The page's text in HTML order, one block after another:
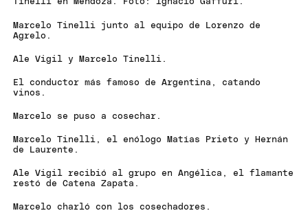
Tinelli en Mendoza. Foto: Ignacio Gaffuri.
Marcelo Tinelli junto al equipo de Lorenzo de
Agrelo.
Ale Vigil y Marcelo Tinelli.
El conductor más famoso de Argentina, catando
vinos.
Marcelo se puso a cosechar.
Marcelo Tinelli, el enólogo Matías Prieto y Hernán
de Laurente.
Ale Vigil recibió al grupo en Angélica, el flamante
restó de Catena Zapata.
Marcelo charló con los cosechadores.